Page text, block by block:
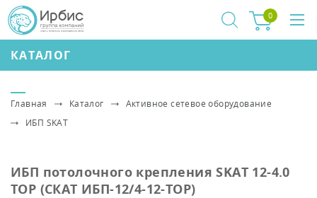
КАТАЛОГ
0
Главная Каталог
Активное сетевое оборудование
ИБП SKAT
ИБП потолочного крепления SKAT 12-4.0
TOP (СКАТ ИБП-12/4-12-TOP)